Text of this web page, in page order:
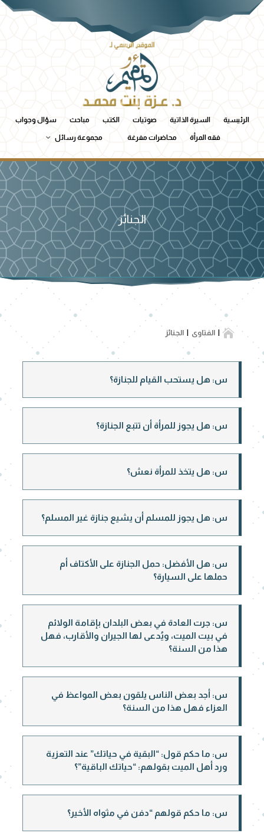
الرئيسية السيرة الذاتية صوتيات الكتب مباحث سؤال وجواب
فقه المرأة محاضرات مفرغة مجموعة رسائل
الجنائز
 الفتاوى الجنائز
س: هل يستحب القيام للجنازة؟
س: هل يجوز للمرأة أن تتبع الجنازة؟
س: هل يتخذ للمرأة نعش؟
س: هل يجوز للمسلم أن يشيع جنازة غير المسلم؟
س: هل الأفضل: حمل الجنازة على الأكتاف أم
حملها على السيارة؟
س: جرت العادة في بعض البلدان بإقامة الولائم
في بيت الميت، ويُدعى لها الجيران والأقارب، فهل
هذا من السنة؟
س: أجد بعض الناس يلقون بعض المواعظ في
العزاء فهل هذا من السنة؟
س: ما حكم قول: “البقية في حياتك” عند التعزية
ورد أهل الميت بقولهم: “حياتك الباقية”؟
س: ما حكم قولهم “دفن في مثواه الأخير؟